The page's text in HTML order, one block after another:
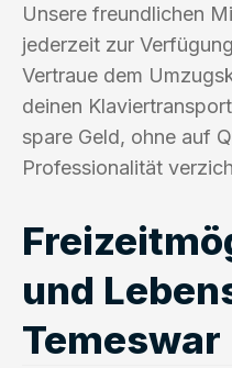
Unsere freundlichen
jederzeit zur
Vertraue dem
deinen
spare Geld, ohne auf
Professionalität
und
Temeswar